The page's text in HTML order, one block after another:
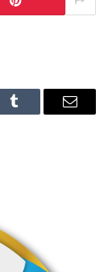
Tumblr
E-